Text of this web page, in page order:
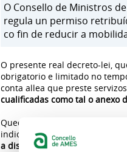
O Consello de Ministros
regula un permiso
co fin de reducir a
O presente real decreto-lei,
obrigatorio e limitado no
conta allea que preste
cualificadas como tal o anexo
Quedan
indicado, como poden ser
a distanciaa través de